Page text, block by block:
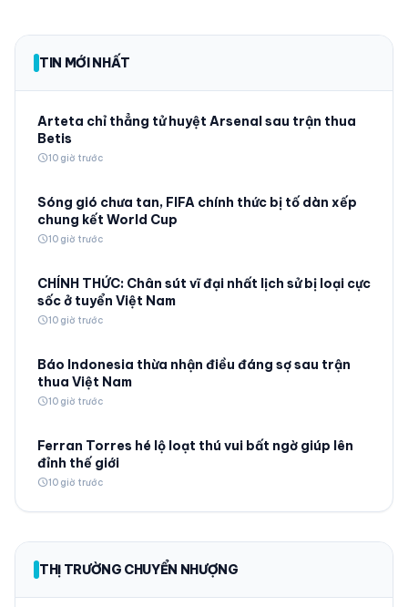
TIN MỚI NHẤT
Arteta chỉ thẳng tử huyệt Arsenal sau trận thua
Betis
schedule10 giờ trước
Sóng gió chưa tan, FIFA chính thức bị tố dàn xếp
chung kết World Cup
schedule10 giờ trước
CHÍNH THỨC: Chân sút vĩ đại nhất lịch sử bị loại cực
sốc ở tuyển Việt Nam
schedule10 giờ trước
Báo Indonesia thừa nhận điều đáng sợ sau trận
thua Việt Nam
schedule10 giờ trước
Ferran Torres hé lộ loạt thú vui bất ngờ giúp lên
đỉnh thế giới
schedule10 giờ trước
THỊ TRƯỜNG CHUYỂN NHƯỢNG